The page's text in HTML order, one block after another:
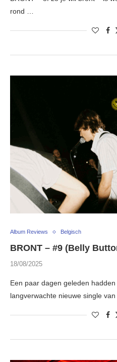
rond …
Album Reviews Belgisch
BRONT – #9 (Belly
18/08/2025
Een paar dagen geleden
langverwachte nieuwe single